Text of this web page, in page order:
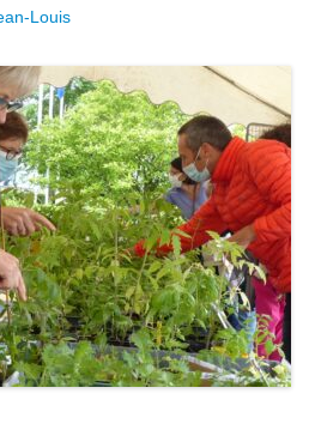
Louis